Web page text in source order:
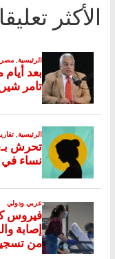
الأكثر تعليقا